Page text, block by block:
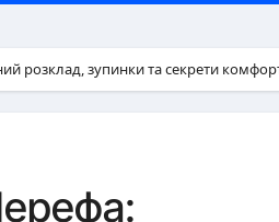
и тела
различия и этническая
розклад, зупинки та секрети